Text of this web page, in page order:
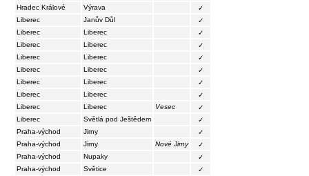
Hradec Králové
Výrava
✓
Liberec
Janův Důl
✓
Liberec
Liberec
✓
Liberec
Liberec
✓
Liberec
Liberec
✓
Liberec
Liberec
✓
Liberec
Liberec
✓
Liberec
Liberec
✓
Liberec
Liberec Vesec
✓
Liberec
Světlá pod Ještědem
✓
Praha-východ
Jirny
✓
Praha-východ
Jirny Nové Jirny
✓
Praha-východ
Nupaky
✓
Praha-východ
Světice
✓